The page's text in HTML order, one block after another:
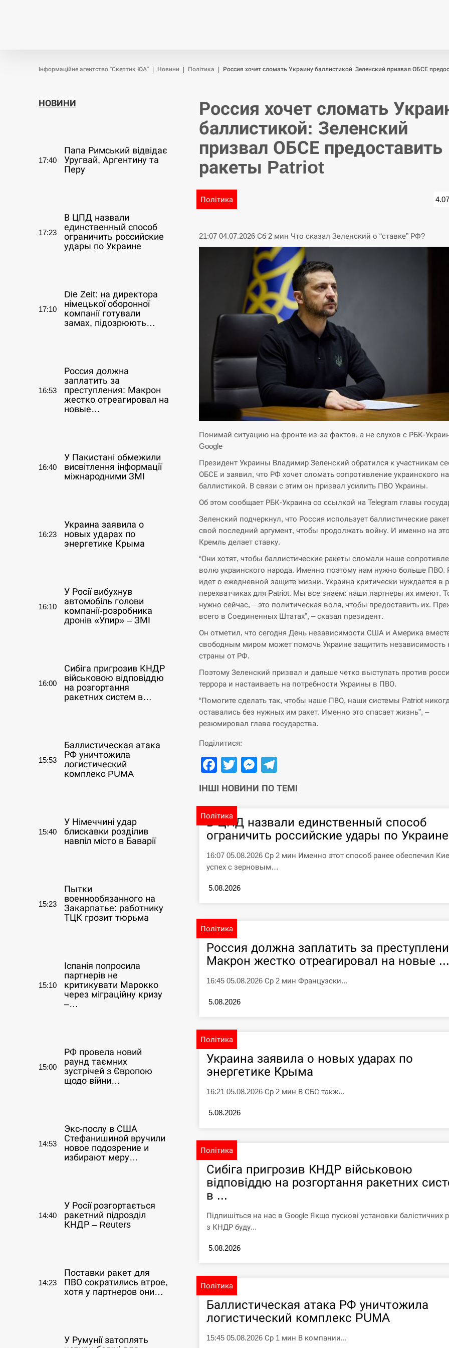
Інформаційне агентство "Скептик ЮА" Новини Політика Россия хочет сломать Украину баллистикой: Зеленский призвал ОБСЕ
НОВИНИ
17:40
Папа Римський відвідає
Уругвай, Аргентину та
Перу
17:23
В ЦПД назвали
единственный способ
ограничить российские
удары по Украине
17:10
Die Zeit: на директора
німецької оборонної
компанії готували
замах, підозрюють…
16:53
Россия должна
заплатить за
преступления: Макрон
жестко отреагировал на
новые…
16:40
У Пакистані обмежили
висвітлення інформації
міжнародними ЗМІ
16:23
Украина заявила о
новых ударах по
энергетике Крыма
16:10
У Росії вибухнув
автомобіль голови
компанії-розробника
дронів «Упир» – ЗМІ
16:00
Сибіга пригрозив КНДР
військовою відповіддю
на розгортання
ракетних систем в…
15:53
Баллистическая атака
РФ уничтожила
логистический
комплекс PUMA
15:40
У Німеччині удар
блискавки розділив
навпіл місто в Баварії
15:23
Пытки
военнообязанного на
Закарпатье: работнику
ТЦК грозит тюрьма
15:10
Іспанія попросила
партнерів не
критикувати Марокко
через міграційну кризу
–…
15:00
РФ провела новий
раунд таємних
зустрічей з Європою
щодо війни…
14:53
Экс-послу в США
Стефанишиной вручили
новое подозрение и
избирают меру…
14:40
У Росії розгортається
ракетний підрозділ
КНДР – Reuters
14:23
Поставки ракет для
ПВО сократились втрое,
хотя у партнеров они…
У Румунії затоплять
Россия хочет сломать
баллистикой: Зеленский
призвал ОБСЕ предоставить
ракеты Patriot
Політика
21:07 04.07.2026 Сб 2 мин Что сказал Зеленский о “ставке” РФ?
Понимай ситуацию на фронте из-за фактов, а не слухов с РБК-
Google
Президент Украины Владимир Зеленский обратился к участникам
ОБСЕ и заявил, что РФ хочет сломать сопротивление украинского
баллистикой. В связи с этим он призвал усилить ПВО Украины.
Об этом сообщает РБК-Украина со ссылкой на Telegram главы
Зеленский подчеркнул, что Россия использует баллистические
свой последний аргумент, чтобы продолжать войну. И именно на
Кремль делает ставку.
“Они хотят, чтобы баллистические ракеты сломали наше
волю украинского народа. Именно поэтому нам нужно больше ПВО.
идет о ежедневной защите жизни. Украина критически нуждается в
перехватчиках для Patriot. Мы все знаем: наши партнеры их имеют.
нужно сейчас, – это политическая воля, чтобы предоставить их.
всего в Соединенных Штатах”, – сказал президент.
Он отметил, что сегодня День независимости США и Америка
свободным миром может помочь Украине защитить независимость
страны от РФ.
Поэтому Зеленский призвал и дальше четко выступать против
террора и настаиваеть на потребности Украины в ПВО.
“Помогите сделать так, чтобы наше ПВО, наши системы Patriot
оставались без нужных им ракет. Именно это спасает жизнь”, –
резюмировал глава государства.
Поділитися:
Facebook
TwitterMessenger
ІНШІ НОВИНИ ПО ТЕМІ
Політика
В ЦПД назвали единственный способ
ограничить российские удары по Украине
16:07 05.08.2026 Ср 2 мин Именно этот способ ранее обеспечил
успех с зерновым…
5.08.2026
Політика
Россия должна заплатить за
Макрон жестко отреагировал на новые ...
16:45 05.08.2026 Ср 2 мин Французски...
5.08.2026
Політика
Украина заявила о новых ударах по
энергетике Крыма
16:21 05.08.2026 Ср 2 мин В СБС такж...
5.08.2026
Політика
Сибіга пригрозив КНДР військовою
відповіддю на розгортання ракетних
в ...
Підпишіться на нас в Google Якщо пускові установки балістичних
з КНДР буду...
5.08.2026
Політика
Баллистическая атака РФ уничтожила
логистический комплекс PUMA
15:45 05.08.2026 Ср 1 мин В компании...